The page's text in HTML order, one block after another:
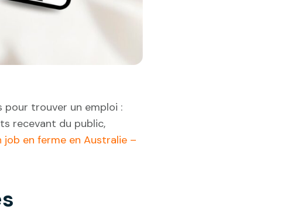
trouver un emploi :
recevant du public,
job en ferme en Australie –